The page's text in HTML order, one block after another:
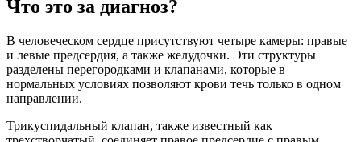
Что это за диагноз?
В человеческом сердце присутствуют четыре камеры: правые
и левые предсердия, а также желудочки. Эти структуры
разделены перегородками и клапанами, которые в
нормальных условиях позволяют крови течь только в одном
направлении.
Трикуспидальный клапан, также известный как